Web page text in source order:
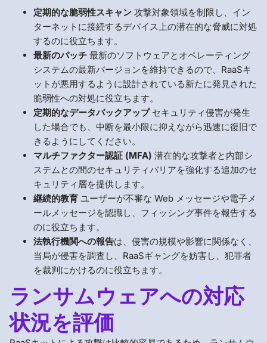
定期的な脆弱性スキャン 攻撃対象領域を制限し、イン
ターネットに接続するデバイス上の潜在的な脅威に対処
するのに役立ちます。
最新のパッチ 最新のソフトウェアとオペレーティング
システムの最新バージョンを維持できるので、RaaSキ
ットが悪用するように設計されている新たに発見された
脆弱性への対処に役立ちます。
定期的なデータバックアップセキュリティ侵害が発生
した場合でも、中断を最小限に抑えながら迅速に復旧で
きるようにしてください。
マルチファクター認証 (MFA) 潜在的な攻撃者と内部シ
ステムとの間のセキュリティバリアを強化する追加のセ
キュリティ層を提供します。
継続的教育 ユーザーが不審な Web メッセージや電子メ
ールメッセージを認識し、フィッシング事件を報告する
のに役立ちます。
法執行機関への報告は、侵害の規模や影響に関係なく、
当局が侵害を調査し、RaaSギャングを妨害し、犯罪者
を裁判にかけるのに役立ちます。
ランサムウェアへの対応
状況を評価